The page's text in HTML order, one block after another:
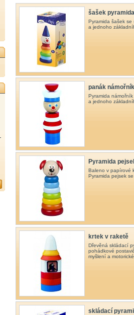
šašek pyramida
Pyramida šašek
a jednoho
panák námořník
Pyramida
a jednoho
Pyramida
Baleno v papírové
Pyramida pejsek
krtek v raketě
Dřevěná skládací
pohádkové
myšlení a
skládací